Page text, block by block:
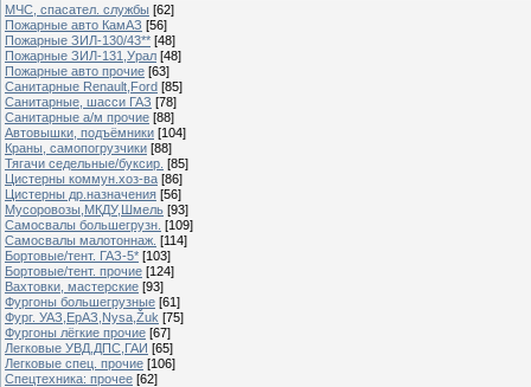
МЧС, спасател. службы [62]
Пожарные авто КамАЗ [56]
Пожарные ЗИЛ-130/43** [48]
Пожарные ЗИЛ-131,Урал [48]
Пожарные авто прочие [63]
Санитарные Renault,Ford [85]
Санитарные, шасси ГАЗ [78]
Санитарные а/м прочие [88]
Автовышки, подъёмники [104]
Краны, самопогрузчики [88]
Тягачи седельные/буксир. [85]
Цистерны коммун.хоз-ва [86]
Цистерны др.назначения [56]
Мусоровозы,МКДУ,Шмель [93]
Самосвалы большегрузн. [109]
Самосвалы малотоннаж. [114]
Бортовые/тент. ГАЗ-5* [103]
Бортовые/тент. прочие [124]
Вахтовки, мастерские [93]
Фургоны большегрузные [61]
Фург. УАЗ,ЕрАЗ,Nysa,Žuk [75]
Фургоны лёгкие прочие [67]
Легковые УВД,ДПС,ГАИ [65]
Легковые спец. прочие [106]
Спецтехника: прочее [62]